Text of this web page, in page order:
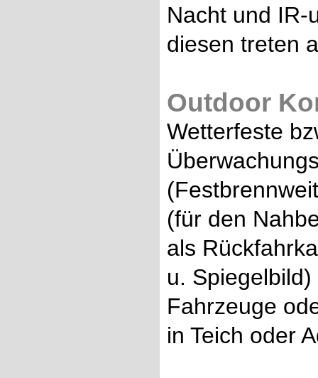
Nacht und IR-
diesen treten
Outdoor
Wetterfeste
(für den
als
u.
Fahrzeuge
in Teich oder